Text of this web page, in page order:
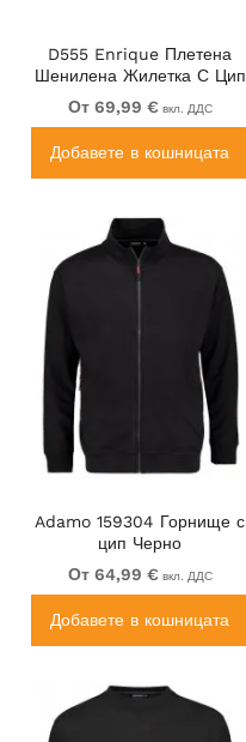
D555 Enrique Плетена
Шенилена Жилетка С Цип
Черна
От 69,99 € вкл. ДДС
Добавете в кошницата
Adamo 159304 Горнище с
цип Черно
От 64,99 € вкл. ДДС
Добавете в кошницата